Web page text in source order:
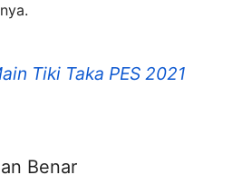
Tiki Taka PES 2021
Benar